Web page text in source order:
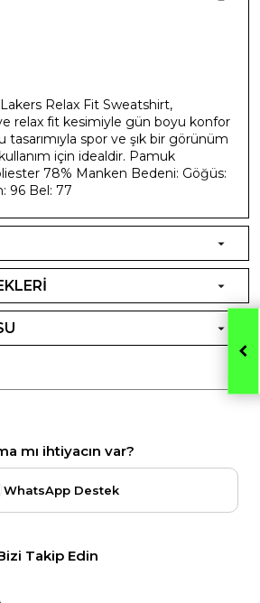
Relax Fit Sweatshirt,
relax fit kesimiyle gün boyu konfor
tasarımıyla spor ve şık bir görünüm
için idealdir. Pamuk
78% Manken Bedeni: Göğüs:
96 Bel: 77
mı ihtiyacın var?
WhatsApp Destek
Takip Edin